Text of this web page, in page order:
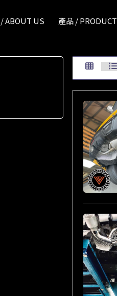
汽車排氣管改裝
ABOUT US 產品 / PRODUCT